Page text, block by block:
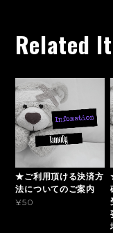
Related
★ご利用頂ける決済方
法についてのご案内
¥50